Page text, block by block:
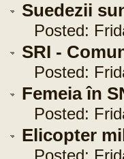
Suedezii
Posted:
SRI -
Posted:
Femeia în
Posted:
Elicopter